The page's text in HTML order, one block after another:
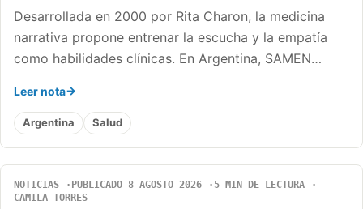
Desarrollada en 2000 por Rita Charon, la medicina
narrativa propone entrenar la escucha y la empatía
como habilidades clínicas. En Argentina, SAMEN…
Leer nota
Argentina Salud
NOTICIAS PUBLICADO 8 AGOSTO 2026
5 MIN DE LECTURA
CAMILA TORRES